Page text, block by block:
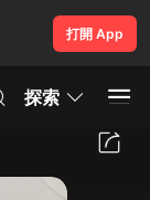
打開 App
探索